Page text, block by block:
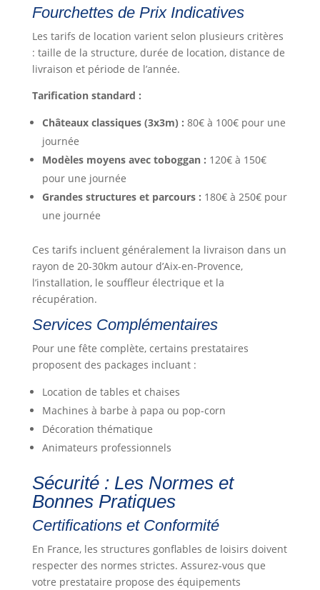
Fourchettes de Prix Indicatives
Les tarifs de location varient selon plusieurs critères
: taille de la structure, durée de location, distance de
livraison et période de l’année.
Tarification standard :
Châteaux classiques (3x3m) : 80€ à 100€ pour une
journée
Modèles moyens avec toboggan : 120€ à 150€
pour une journée
Grandes structures et parcours : 180€ à 250€ pour
une journée
Ces tarifs incluent généralement la livraison dans un
rayon de 20-30km autour d’Aix-en-Provence,
l’installation, le souffleur électrique et la
récupération.
Services Complémentaires
Pour une fête complète, certains prestataires
proposent des packages incluant :
Location de tables et chaises
Machines à barbe à papa ou pop-corn
Décoration thématique
Animateurs professionnels
Sécurité : Les Normes et
Bonnes Pratiques
Certifications et Conformité
En France, les structures gonflables de loisirs doivent
respecter des normes strictes. Assurez-vous que
votre prestataire propose des équipements